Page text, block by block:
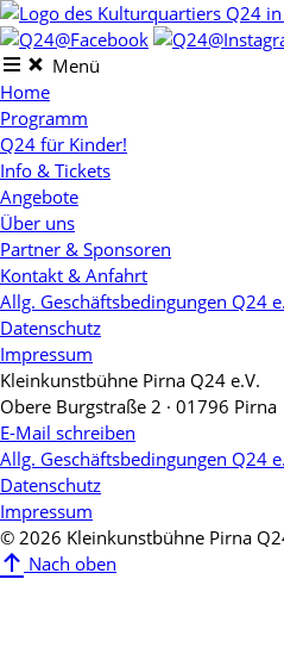
Skip
to
contentMenü
Home
Programm
Q24 für Kinder!
Info & Tickets
Angebote
Über uns
Partner & Sponsoren
Kontakt & Anfahrt
Allg. Geschäftsbedingungen Q24
Datenschutz
Impressum
Kleinkunstbühne Pirna Q24 e.V.
Obere Burgstraße 2 · 01796 Pirna
E-Mail schreiben
Allg. Geschäftsbedingungen Q24
Datenschutz
Impressum
© 2026 Kleinkunstbühne Pirna
Nach oben